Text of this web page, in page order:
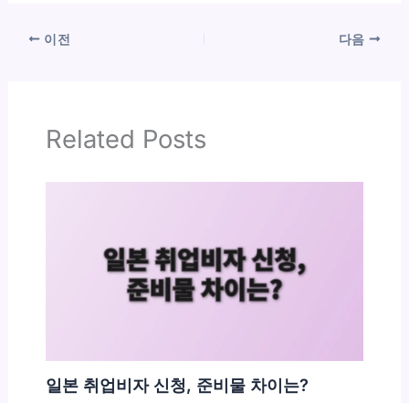
이전 다음
Related Posts
일본 취업비자 신청, 준비물 차이는?